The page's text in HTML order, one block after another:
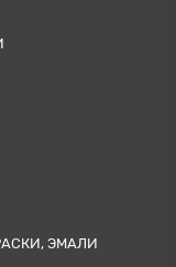
ЭМАЛИ